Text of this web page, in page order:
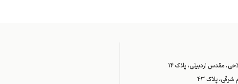
مقدس اردبیلی، پلاک ۱۴
پلاک ۴۳